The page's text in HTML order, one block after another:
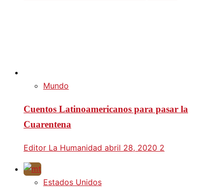
Mundo
Cuentos Latinoamericanos para pasar la
Cuarentena
Editor La Humanidad abril 28, 2020 2
Estados Unidos